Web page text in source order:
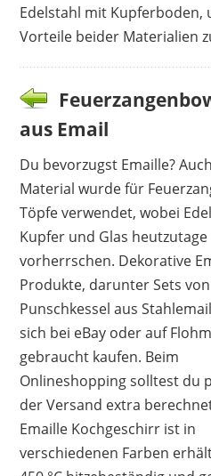
Edelstahl mit Kupferboden,
Vorteile beider Materialien
aus Email
Du bevorzugst Emaille?
Material wurde für
Töpfe verwendet, wobei
Kupfer und Glas heutzutage
vorherrschen. Dekorative
Produkte, darunter Sets
Punschkessel aus
sich bei eBay oder auf
gebraucht kaufen. Beim
Onlineshopping solltest du
der Versand extra
Emaille Kochgeschirr ist in
verschiedenen Farben